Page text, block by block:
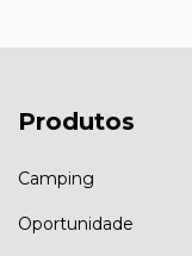
Produtos
Camping
Oportunidade